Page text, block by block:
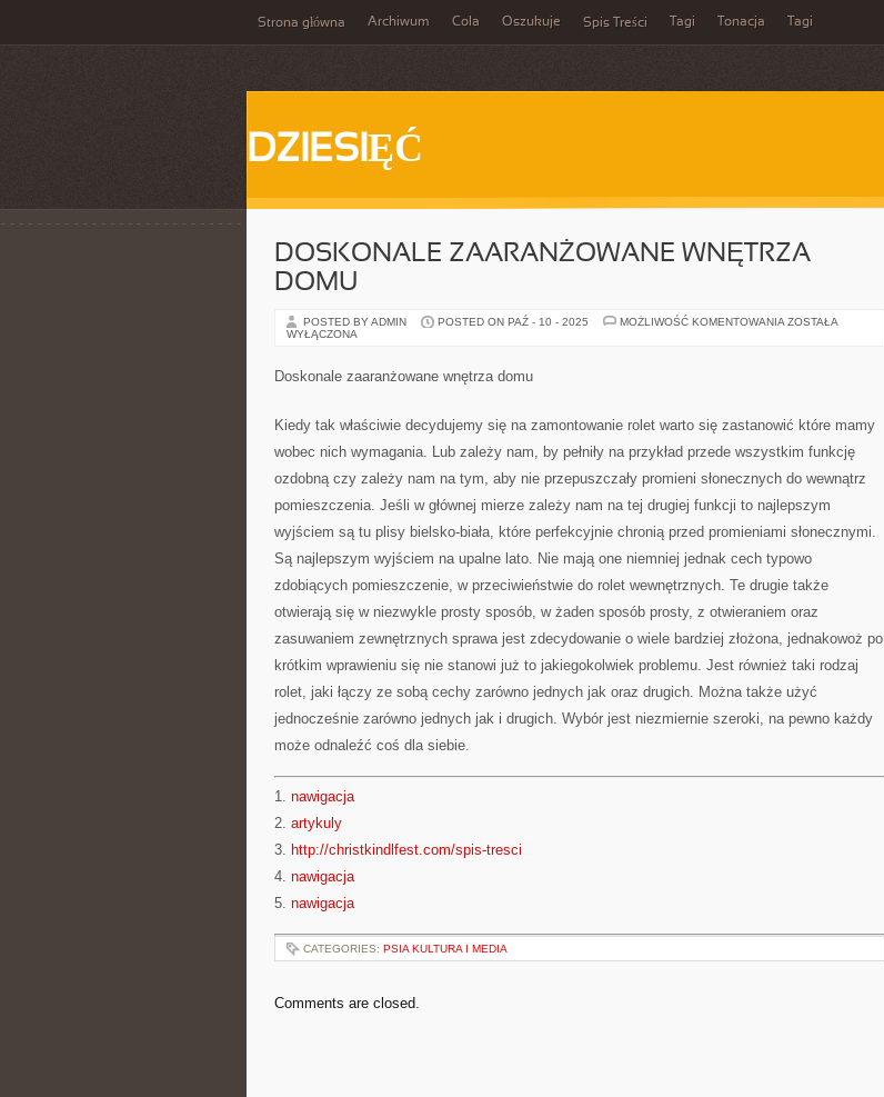
Strona główna Archiwum Cola Oszukuje Spis Treści Tagi Tonacja Tagi
DZIESIĘĆ
DOSKONALE ZAARANŻOWANE WNĘTRZA
DOMU
POSTED BY ADMIN POSTED ON PAŹ - 10 - 2025 MOŻLIWOŚĆ KOMENTOWANIA DOSKONALE
ZOSTAŁA
WYŁĄCZONA
Doskonale zaaranżowane wnętrza domu
Kiedy tak właściwie decydujemy się na zamontowanie rolet warto się zastanowić które mamy
wobec nich wymagania. Lub zależy nam, by pełniły na przykład przede wszystkim funkcję
ozdobną czy zależy nam na tym, aby nie przepuszczały promieni słonecznych do wewnątrz
pomieszczenia. Jeśli w głównej mierze zależy nam na tej drugiej funkcji to najlepszym
wyjściem są tu plisy bielsko-biała, które perfekcyjnie chronią przed promieniami słonecznymi.
Są najlepszym wyjściem na upalne lato. Nie mają one niemniej jednak cech typowo
zdobiących pomieszczenie, w przeciwieństwie do rolet wewnętrznych. Te drugie także
otwierają się w niezwykle prosty sposób, w żaden sposób prosty, z otwieraniem oraz
zasuwaniem zewnętrznych sprawa jest zdecydowanie o wiele bardziej złożona, jednakowoż po
krótkim wprawieniu się nie stanowi już to jakiegokolwiek problemu. Jest również taki rodzaj
rolet, jaki łączy ze sobą cechy zarówno jednych jak oraz drugich. Można także użyć
jednocześnie zarówno jednych jak i drugich. Wybór jest niezmiernie szeroki, na pewno każdy
może odnaleźć coś dla siebie.
1. nawigacja
2. artykuly
3. http://christkindlfest.com/spis-tresci
4. nawigacja
5. nawigacja
CATEGORIES: PSIA KULTURA I MEDIA
Comments are closed.